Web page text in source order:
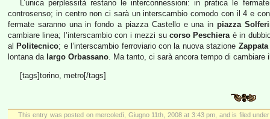
L’unica perplessità restano le interconnessioni: in pratica le
controsenso; in centro non ci sarà un interscambio comodo con il 4 e
fermate saranno una in fondo a piazza Castello e una in piazza
cambiare linea; l’interscambio con i mezzi su corso Peschieraè in
al Politecnico; e l’interscambio ferroviario con la nuova stazione Zappata
lontana da largo Orbassano. Ma tanto, ci sarà ancora tempo di
[tags]torino, metro[/tags]
This entry was posted on mercoledì, Giugno 11th, 2008 at 3:43 pm, and is filed